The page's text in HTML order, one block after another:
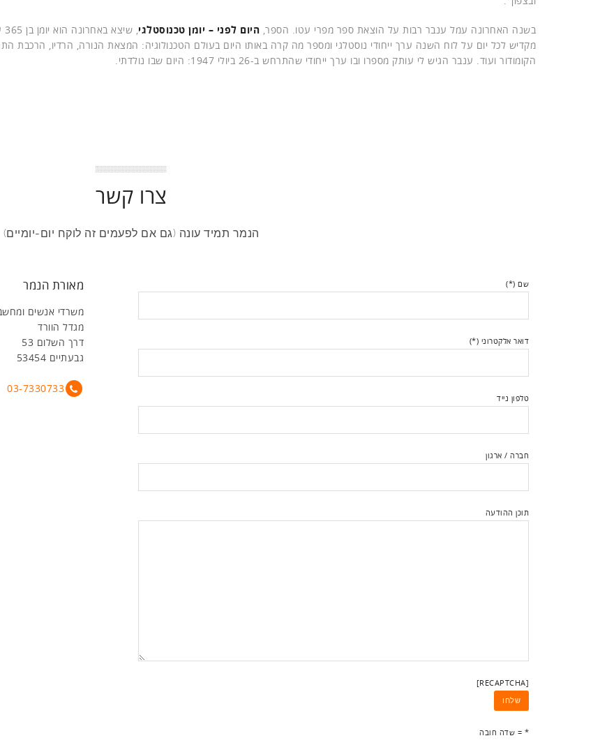
בשנה האחרונה עמל ענבר רבות על הוצאת ספר מפרי עטו. הספר, היום לפני – יומן טכנוסטלגי
,
מקדיש לכל יום על לוח השנה ערך ייחודי נוסטלגי ומספר מה קרה באותו היום בעולם הטכנולוגיה: המצאת הנורה, הרדיו, הרכבת
הקומודור ועוד. ענבר הגיש לי עותק מספרו ובו ערך ייחודי שהתרחש ב-26 ביולי 1947: היום שבו נולדתי.
צרו קשר
הנמר תמיד עונה (גם אם לפעמים זה לוקח יום-יומיים)
מאורת הנמר
משרדי אנשים
מגדל הוורד
דרך השלום 53
גבעתיים 53454
03-7330733
שם (*)
דואר אלקטרוני (*)
טלפון נייד
חברה / ארגון
תוכן ההודעה
[RECAPTCHA]
* = שדה חובה